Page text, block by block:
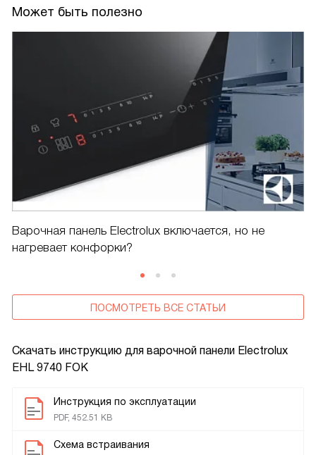
Скачать инструкцию для варочной панели Electrolux
EHL 9740 FOK
Инструкция по эксплуатации
PDF, 452.51 KB
Схема встраивания
Может быть полезно
Варочная панель Electrolux включается, но не
нагревает конфорки?
ПОСМОТРЕТЬ ВСЕ СТАТЬИ